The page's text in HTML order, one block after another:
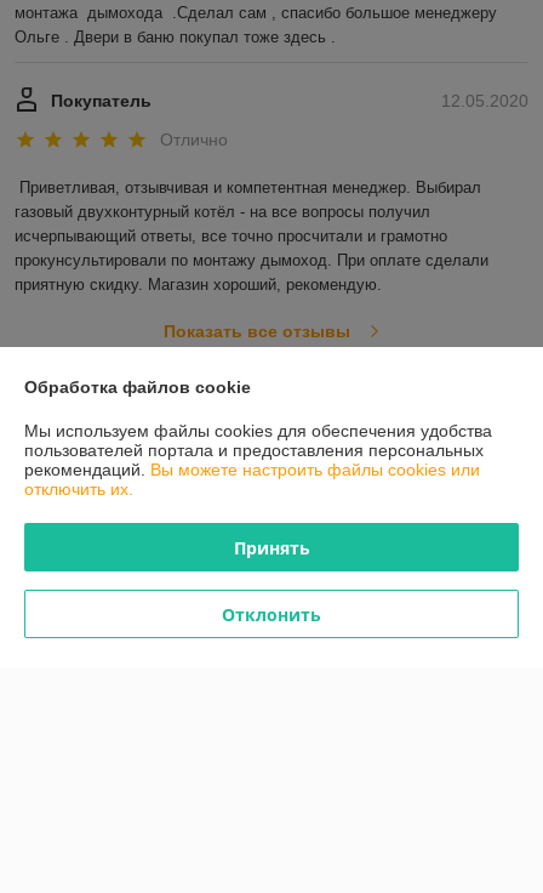
монтажа  дымохода  .Сделал сам , спасибо большое менеджеру
Ольге . Двери в баню покупал тоже здесь .
12.05.2020
Покупатель
Отлично
Приветливая, отзывчивая и компетентная менеджер. Выбирал
газовый двухконтурный котёл - на все вопросы получил
исчерпывающий ответы, все точно просчитали и грамотно
прокунсультировали по монтажу дымоход. При оплате сделали
приятную скидку. Магазин хороший, рекомендую.
Показать все отзывы
Контакты
Доставка и оплата
Полная версия сайта
Обработка файлов cookie
Мы используем файлы cookies для обеспечения удобства
пользователей портала и предоставления персональных
рекомендаций. Вы можете настроить файлы cookies или
отключить их.
Принять
Отклонить